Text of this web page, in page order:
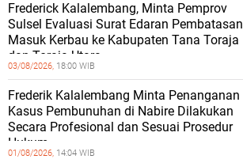
Frederick Kalalembang, Minta Pemprov
Sulsel Evaluasi Surat Edaran Pembatasan
Masuk Kerbau ke Kabupaten Tana Toraja
dan Toraja Utara
03/08/2026, 18:00 WIB
Frederik Kalalembang Minta Penanganan
Kasus Pembunuhan di Nabire Dilakukan
Secara Profesional dan Sesuai Prosedur
Hukum
01/08/2026, 14:04 WIB